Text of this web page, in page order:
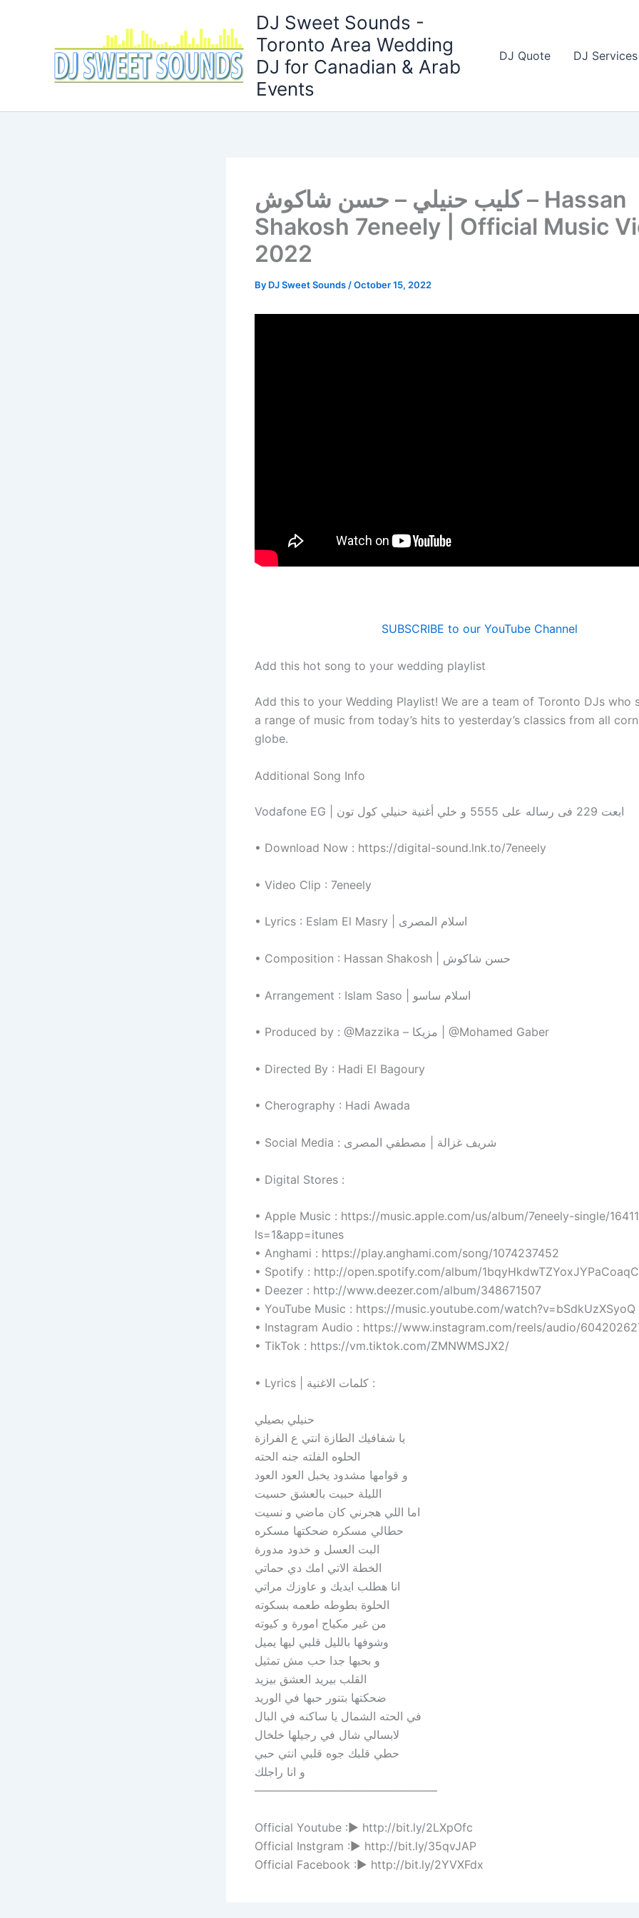
DJ Sweet Sounds -
Toronto Area Wedding
DJ for Canadian & Arab
Events
DJ Quote DJ Services
كليب حنيلي – حسن شاكوش – Hassan
Shakosh 7eneely | Official Music
2022
By DJ Sweet Sounds /October 15, 2022
SUBSCRIBE to our YouTube Channel
Add this hot song to your wedding playlist
Add this to your Wedding Playlist! We are a team of Toronto DJs who
a range of music from today’s hits to yesterday’s classics from all
globe.
Additional Song Info
Vodafone EG | ابعت 229 فى رساله على 5555 و خلي أغنية حنيلي كول تون
• Download Now : https://digital-sound.lnk.to/7eneely
• Video Clip : 7eneely
• Lyrics : Eslam El Masry | اسلام المصرى
• Composition : Hassan Shakosh | حسن شاكوش
• Arrangement : Islam Saso | اسلام ساسو
• Produced by : @Mazzika – مزيكا | @Mohamed Gaber
• Directed By : Hadi El Bagoury
• Cherography : Hadi Awada
• Social Media : شريف غزالة | مصطفي المصرى
• Digital Stores :
• Apple Music : https://music.apple.com/us/album/7eneely-single/
ls=1&app=itunes
• Anghami : https://play.anghami.com/song/1074237452
• Spotify : http://open.spotify.com/album/1bqyHkdwTZYoxJYPaCoaqC
• Deezer : http://www.deezer.com/album/348671507
• YouTube Music : https://music.youtube.com/watch?v=bSdkUzXSyoQ
• Instagram Audio : https://www.instagram.com/reels/audio/
• TikTok : https://vm.tiktok.com/ZMNWMSJX2/
• Lyrics | كلمات الاغنية :
حنيلي بصيلي
يا شفافيك الطازة انتي ع الفرازة
الحلوه الفلته جنه الحته
و قوامها مشدود يخبل العود العود
الليلة حبيت بالعشق حسيت
اما اللي هجرني كان ماضي و نسيت
حطالي مسكره ضحكتها مسكره
البت العسل و خدود مدورة
الخطة الاتي امك دي حماتي
انا هطلب ايديك و عاوزك مراتي
الحلوة بطوطه طعمه بسكوته
من غير مكياج امورة و كيوته
وشوفها بالليل قلبي ليها يميل
و بحبها جدا حب مش تمثيل
القلب بيريد العشق بيزيد
ضحكتها بتنور حبها في الوريد
في الحته الشمال يا ساكنه في البال
لابسالي شال في رجيلها خلخال
حطي قلبك جوه قلبي انتي حبي
و انا راجلك
————————————————
Official Youtube :▶ http://bit.ly/2LXpOfc
Official Instgram :▶ http://bit.ly/35qvJAP
Official Facebook :▶ http://bit.ly/2YVXFdx